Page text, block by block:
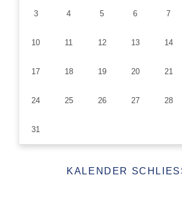
3 4 5 6 7
10 11 12 13 14
17 18 19 20 21
24 25 26 27 28
31
KALENDER